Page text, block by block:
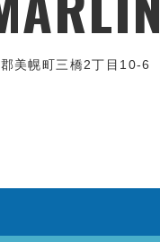
美幌町三橋2丁目10-6